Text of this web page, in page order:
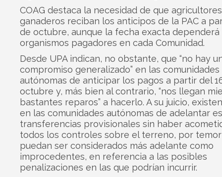
COAG destaca la necesidad de que
ganaderos reciban los anticipos de la PAC a
de octubre, aunque la fecha exacta dependerá
organismos pagadores en cada Comunidad.
Desde UPA indican, no obstante, que “no hay
compromiso generalizado” en las comunidades
autónomas de anticipar los pagos a partir del
octubre y, más bien al contrario, “nos llegan
bastantes reparos” a hacerlo. A su juicio,
en las comunidades autónomas de adelantar
transferencias provisionales sin haber
todos los controles sobre el terreno, por
puedan ser considerados más adelante como
improcedentes, en referencia a las posibles
penalizaciones en las que podrían incurrir.